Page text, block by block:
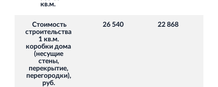
кв.м.
Стоимость
строительства
1 кв.м.
коробки дома
(несущие
стены,
перекрытие,
перегородки),
руб.
26 540 22 868